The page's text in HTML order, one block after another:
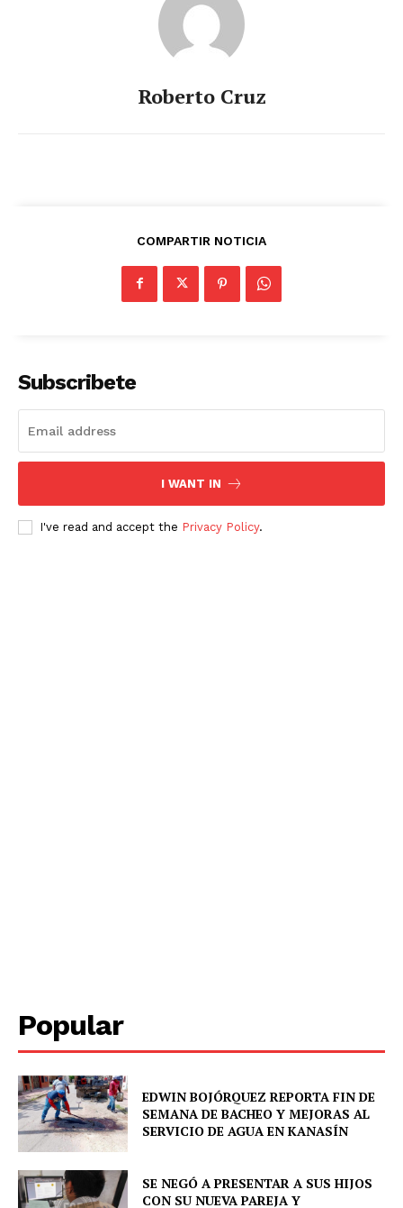
Roberto Cruz
COMPARTIR NOTICIA
Subscribete
I WANT IN
I've read and accept the Privacy Policy.
Popular
EDWIN BOJÓRQUEZ REPORTA FIN DE
SEMANA DE BACHEO Y MEJORAS AL
SERVICIO DE AGUA EN KANASÍN
SE NEGÓ A PRESENTAR A SUS HIJOS
CON SU NUEVA PAREJA Y